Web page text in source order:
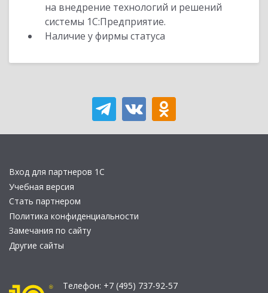
на внедрение технологий и решений
системы 1С:Предприятие.
Наличие у фирмы статуса
Вход для партнеров 1С
Учебная версия
Стать партнером
Политика конфиденциальности
Замечания по сайту
Другие сайты
Телефон: +7 (495) 737-92-57